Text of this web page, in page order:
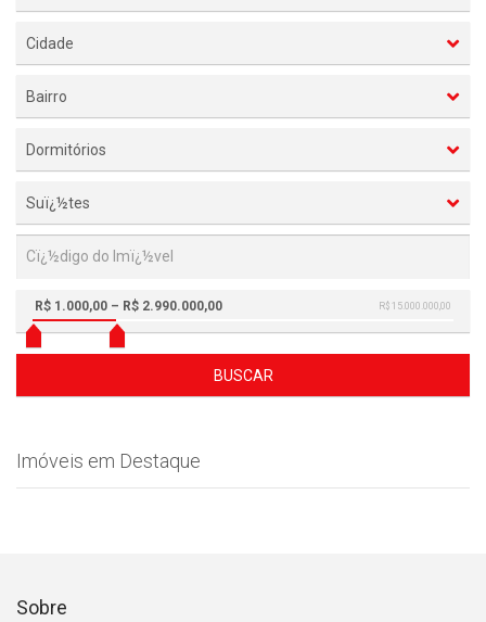
Cidade
Bairro
Dormitórios
Suï¿½tes
R$ 15.000.000,00
R$ 1.000,00 – R$ 2.990.000,00
BUSCAR
Imóveis em Destaque
Sobre